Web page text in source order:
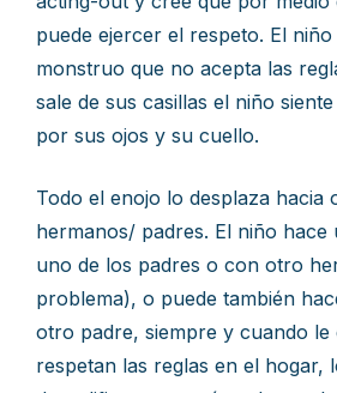
puede ejercer el respeto. El
monstruo que no acepta las
sale de sus casillas el niño
por sus ojos y su cuello.
Todo el enojo lo desplaza hacia
hermanos/ padres. El niño hace
uno de los padres o con otro
problema), o puede también
otro padre, siempre y cuando le
respetan las reglas en el hogar,